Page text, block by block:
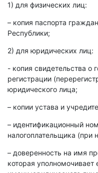
1) для физических лиц:
– копия паспорта
Республики;
2) для юридических лиц:
- копия свидетельства о
регистрации
юридического лица;
– копии устава и
– идентификационный
налогоплательщика (при
– доверенность на имя
которая уполномочивает